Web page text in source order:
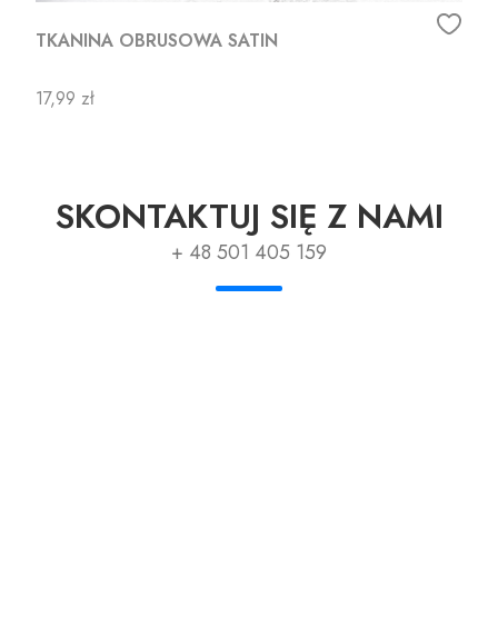
TKANINA OBRUSOWA SATIN
Cena
17,99 zł
SKONTAKTUJ SIĘ Z NAMI
+ 48 501 405 159